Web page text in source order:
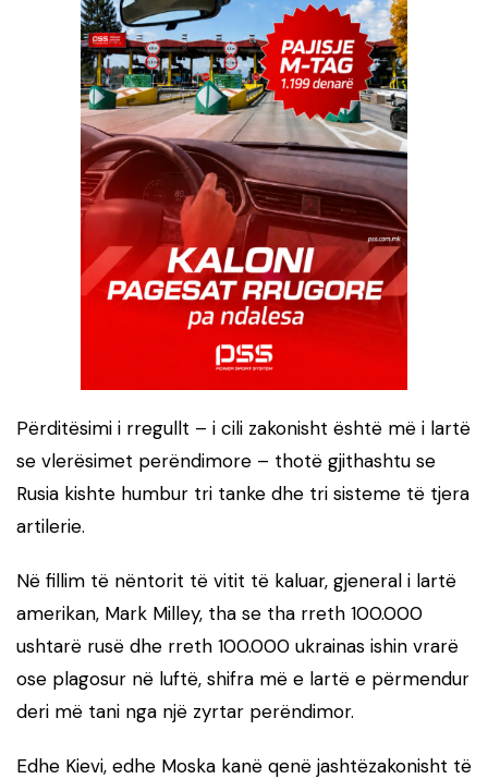
Përditësimi i rregullt – i cili zakonisht është më i lartë
se vlerësimet perëndimore – thotë gjithashtu se
Rusia kishte humbur tri tanke dhe tri sisteme të tjera
artilerie.
Në fillim të nëntorit të vitit të kaluar, gjeneral i lartë
amerikan, Mark Milley, tha se tha rreth 100.000
ushtarë rusë dhe rreth 100.000 ukrainas ishin vrarë
ose plagosur në luftë, shifra më e lartë e përmendur
deri më tani nga një zyrtar perëndimor.
Edhe Kievi, edhe Moska kanë qenë jashtëzakonisht të